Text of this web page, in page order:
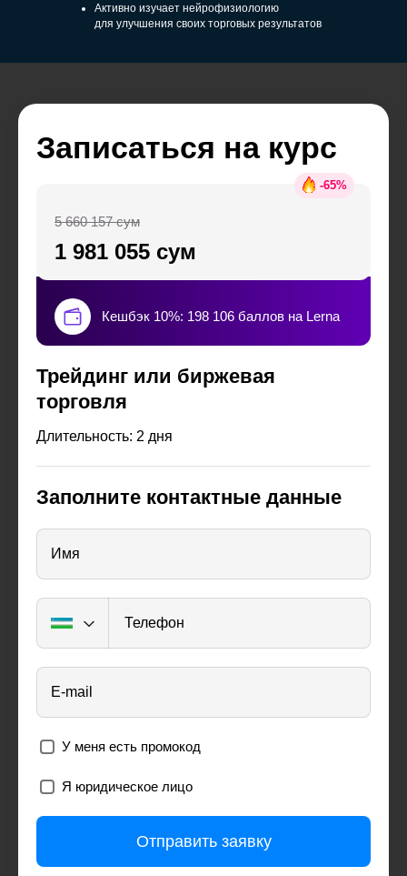
Активно изучает нейрофизиологию
для улучшения своих торговых результатов
Записаться на курс
-65%
1 981 055 сум
5 660 157 сум
Кешбэк 10%: 198 106 баллов на Lerna
Трейдинг или биржевая
торговля
Длительность: 2 дня
Заполните контактные данные
Имя
Телефон
E-mail
У меня есть промокод
Я юридическое лицо
Отправить заявку